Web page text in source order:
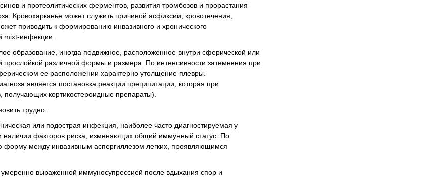
и протеолитических ферментов, развития тромбозов и прорастания
Кровохарканье может служить причиной асфиксии, кровотечения,
приводить к формированию инвазивного и хронического
mixt-инфекции.
образование, иногда подвижное, расположенное внутри сферической или
прослойкой различной формы и размера. По интенсивности затемнения при
ее расположении характерно утолщение плевры.
является постановка реакции преципитации, которая при
получающих кортикостероидные препараты).
трудно.
или подострая инфекция, наиболее часто диагностируемая у
факторов риска, изменяющих общий иммунный статус. По
форму между инвазивным аспергиллезом легких, проявляющимся
выраженной иммуносупрессией после вдыхания спор и